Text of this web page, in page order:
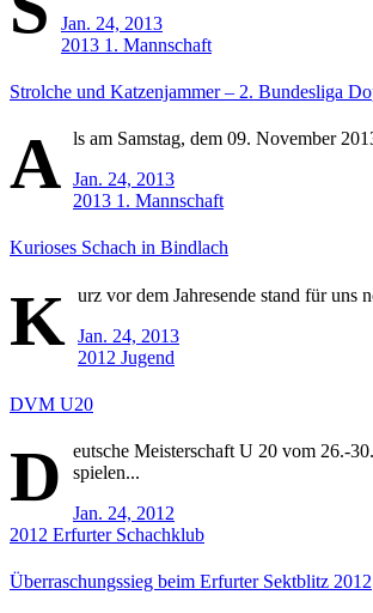
Jan. 24, 2013
2013 1. Mannschaft
Strolche und Katzenjammer – 2. Bundesliga
A ls am Samstag, dem 09. November
Jan. 24, 2013
2013 1. Mannschaft
Kurioses Schach in Bindlach
K urz vor dem Jahresende stand für uns
Jan. 24, 2013
2012 Jugend
DVM U20
D
eutsche Meisterschaft U 20 vom 26.-
spielen...
Jan. 24, 2012
2012 Erfurter Schachklub
Überraschungssieg beim Erfurter Sektblitz 2012